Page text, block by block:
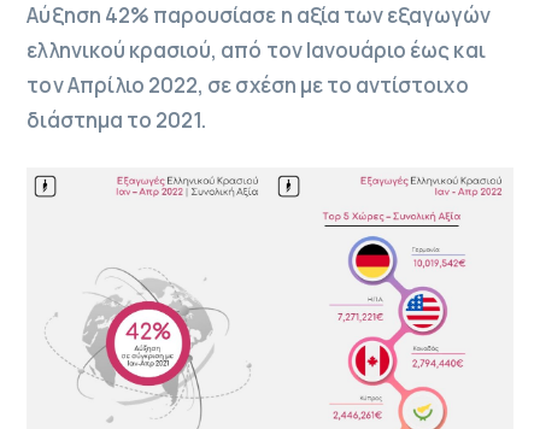
Αύξηση 42% παρουσίασε η αξία των εξαγωγών
ελληνικού κρασιού, από τον Ιανουάριο έως και
τον Απρίλιο 2022, σε σχέση με το αντίστοιχο
διάστημα το 2021.